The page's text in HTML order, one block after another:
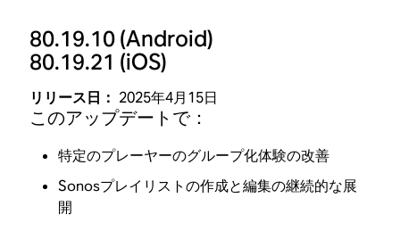
80.19.10(Android)
80.19.21 (iOS)
リリース日： 2025年4月15日
このアップデートで：
特定のプレーヤーのグループ化体験の改善
Sonosプレイリストの作成と編集の継続的な展
開